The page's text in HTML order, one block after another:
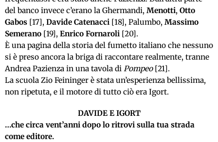
del banco invece c’erano la Ghermandi, Menotti, Otto
Gabos [17], Davide Catenacci [18], Palumbo, Massimo
Semerano [19], Enrico Fornaroli [20].
È una pagina della storia del fumetto italiano che nessuno
si è preso ancora la briga di raccontare realmente, tranne
Andrea Pazienza in una tavola di Pompeo[21].
La scuola Zio Feininger è stata un’esperienza bellissima,
non ripetuta, e il motore di tutto ciò era Igort.
DAVIDE E IGORT
…che circa vent’anni dopo lo ritrovi sulla tua strada
come editore.